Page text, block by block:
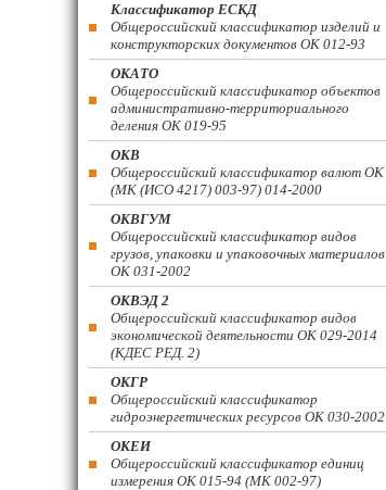
Классификатор ЕСКД
Общероссийский классификатор изделий и
конструкторских документов ОК 012-93
ОКАТО
Общероссийский классификатор объектов
административно-территориального
деления ОК 019-95
ОКВ
Общероссийский классификатор валют ОК
(МК (ИСО 4217) 003-97) 014-2000
ОКВГУМ
Общероссийский классификатор видов
грузов, упаковки и упаковочных материалов
ОК 031-2002
ОКВЭД 2
Общероссийский классификатор видов
экономической деятельности ОК 029-2014
(КДЕС РЕД. 2)
ОКГР
Общероссийский классификатор
гидроэнергетических ресурсов ОК 030-2002
ОКЕИ
Общероссийский классификатор единиц
измерения ОК 015-94 (МК 002-97)